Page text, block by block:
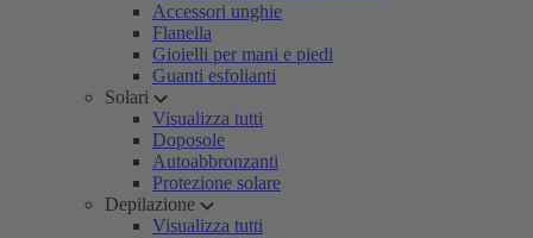
Accessori unghie
Flanella
Gioielli per mani e piedi
Guanti esfolianti
Solari
Visualizza tutti
Doposole
Autoabbronzanti
Protezione solare
Depilazione
Visualizza tutti